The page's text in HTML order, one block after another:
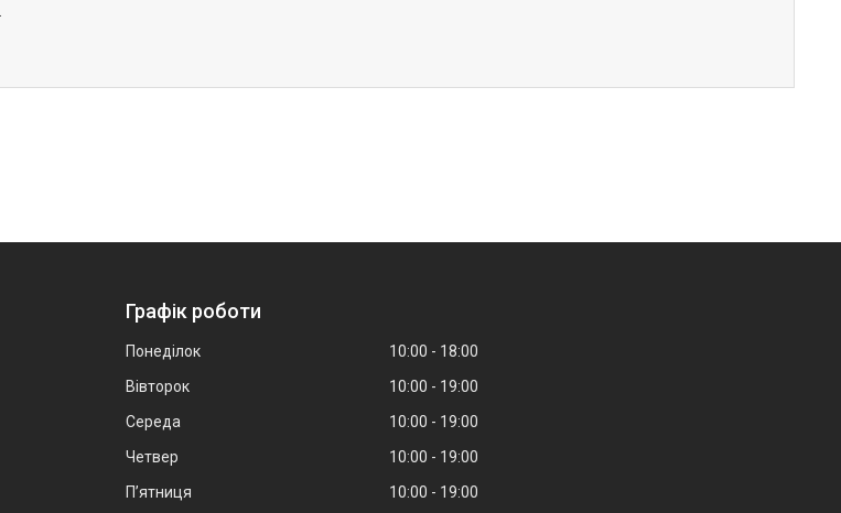
Графік роботи
Понеділок 10:00
18:00
Вівторок
10:00
19:00
Середа
10:00
19:00
Четвер
10:00
19:00
Пʼятниця
10:00 19:00